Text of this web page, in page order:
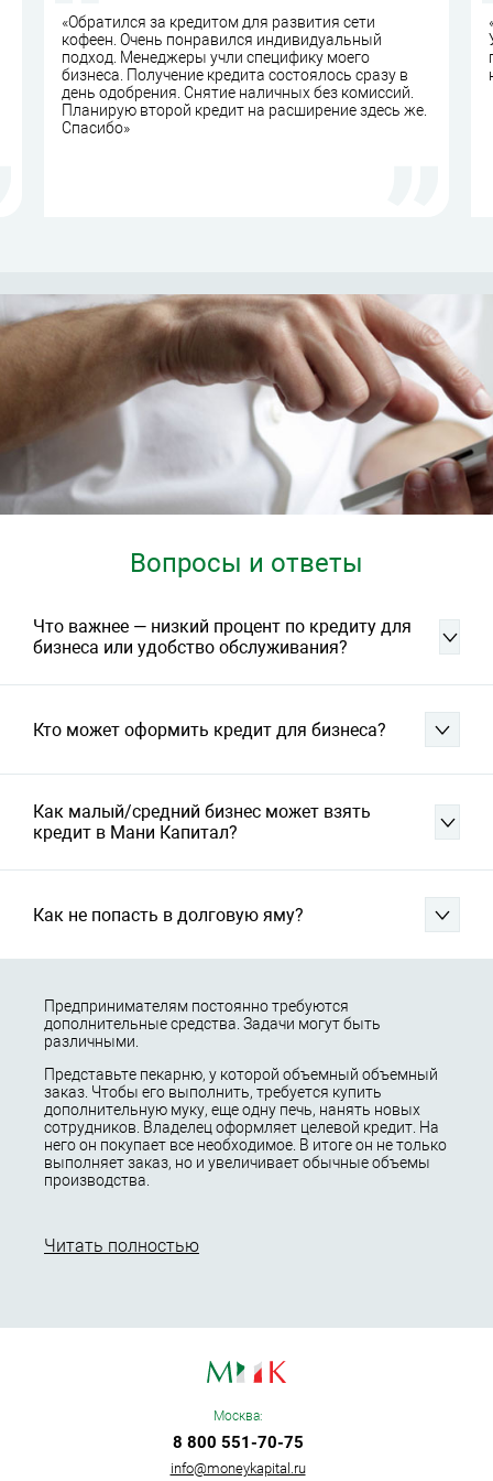
«Обратился за кредитом для развития сети
кофеен. Очень понравился индивидуальный
подход. Менеджеры учли специфику моего
бизнеса. Получение кредита состоялось сразу в
день одобрения. Снятие наличных без комиссий.
Планирую второй кредит на расширение здесь же.
Спасибо»
Вопросы и ответы
Что важнее — низкий процент по кредиту для
бизнеса или удобство обслуживания?
Кто может оформить кредит для бизнеса?
Как малый/средний бизнес может взять
кредит в Мани Капитал?
Как не попасть в долговую яму?
Предпринимателям постоянно требуются
дополнительные средства. Задачи могут быть
различными.
Представьте пекарню, у которой объемный объемный
заказ. Чтобы его выполнить, требуется купить
дополнительную муку, еще одну печь, нанять новых
сотрудников. Владелец оформляет целевой кредит. На
него он покупает все необходимое. В итоге он не только
выполняет заказ, но и увеличивает обычные объемы
производства.
Перед тем, как оформить на себя долговые
Обзор рынка в Краснодаре
В Краснодаре есть действующие программы
кредитования для бизнеса.
кредитная репутация. Главный плюс такого кредита —
Читать полностью
Москва:
8 800 551-70-75
info@moneykapital.ru